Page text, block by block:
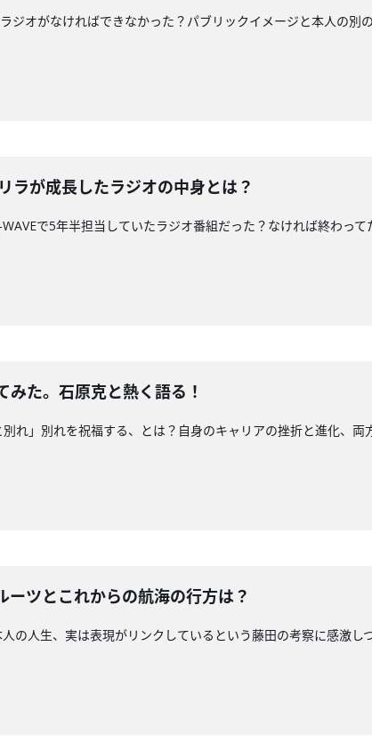
ジオがなければできなかった？パブリックイメージと本人の別
が成長したラジオの中身とは？
で5年半担当していたラジオ番組だった？なければ終わっ
た。石原克と熱く語る！
れ」別れを祝福する、とは？自身のキャリアの挫折と進化、
ツとこれからの航海の行方は？
の人生、実は表現がリンクしているという藤田の考察に感激し